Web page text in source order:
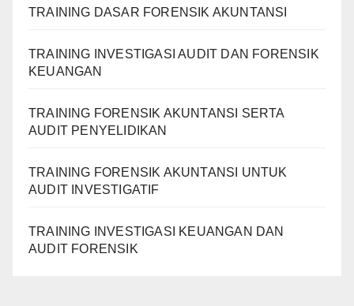
TRAINING DASAR FORENSIK AKUNTANSI
TRAINING INVESTIGASI AUDIT DAN FORENSIK
KEUANGAN
TRAINING FORENSIK AKUNTANSI SERTA
AUDIT PENYELIDIKAN
TRAINING FORENSIK AKUNTANSI UNTUK
AUDIT INVESTIGATIF
TRAINING INVESTIGASI KEUANGAN DAN
AUDIT FORENSIK